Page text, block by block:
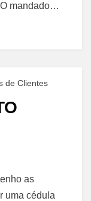
mandado…
de Clientes
as
uma cédula